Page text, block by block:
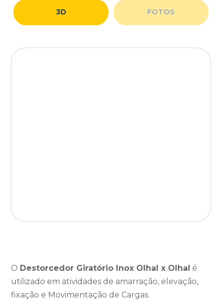
3D FOTOS
O Destorcedor Giratório Inox Olhal x Olhal é
utilizado em atividades de amarração, elevação,
fixação e Movimentação de Cargas.